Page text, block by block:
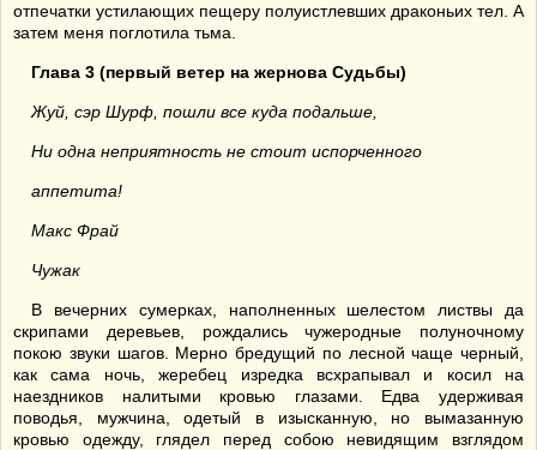
отпечатки устилающих пещеру полуистлевших драконьих тел. А
затем меня поглотила тьма.
Глава 3 (первый ветер на жернова Судьбы)
Жуй, сэр Шурф, пошли все куда подальше,
Ни одна неприятность не стоит испорченного
аппетита!
Макс Фрай
Чужак
В вечерних сумерках, наполненных шелестом листвы да
скрипами деревьев, рождались чужеродные полуночному
покою звуки шагов. Мерно бредущий по лесной чаще черный,
как сама ночь, жеребец изредка всхрапывал и косил на
наездников налитыми кровью глазами. Едва удерживая
поводья, мужчина, одетый в изысканную, но вымазанную
кровью одежду, глядел перед собою невидящим взглядом